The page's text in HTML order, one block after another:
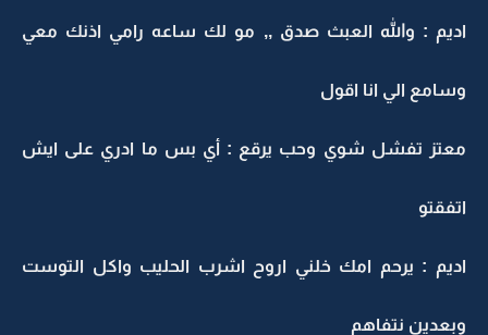
اديم : والله العبث صدق ,, مو لك ساعه رامي اذنك معي
وسامع الي انا اقول
معتز تفشل شوي وحب يرقع : أي بس ما ادري على ايش
اتفقتو
اديم : يرحم امك خلني اروح اشرب الحليب واكل التوست
وبعدين نتفاهم